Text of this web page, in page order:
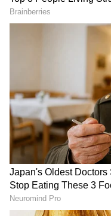
DOWNLOAD APP